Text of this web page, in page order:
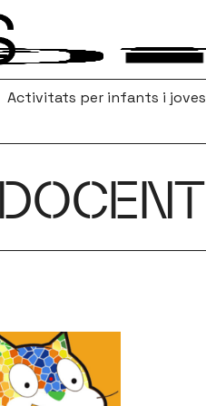
Activitats per infants i joves